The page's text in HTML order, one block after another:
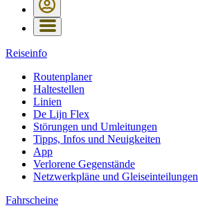
Reiseinfo
Routenplaner
Haltestellen
Linien
De Lijn Flex
Störungen und Umleitungen
Tipps, Infos und Neuigkeiten
App
Verlorene Gegenstände
Netzwerkpläne und Gleiseinteilungen
Fahrscheine